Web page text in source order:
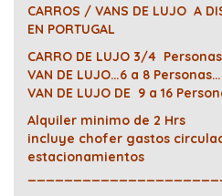
CARROS / VANS DE LUJO A
EN PORTUGAL
CARRO DE LUJO 3/4
VAN DE LUJO…6 a 8
VAN DE LUJO DE 9 a 16
Alquiler minimo de 2 Hrs
incluye chofer gastos
estacionamientos